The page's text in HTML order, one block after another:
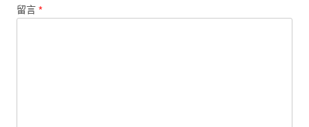
留言 *